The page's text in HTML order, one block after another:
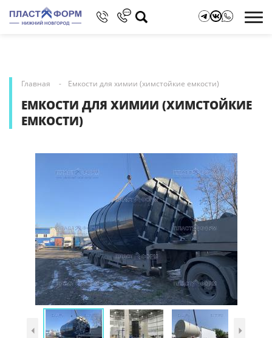
Главная Емкости для химии (химстойкие емкости)
ЕМКОСТИ ДЛЯ ХИМИИ (ХИМСТОЙКИЕ
ЕМКОСТИ)